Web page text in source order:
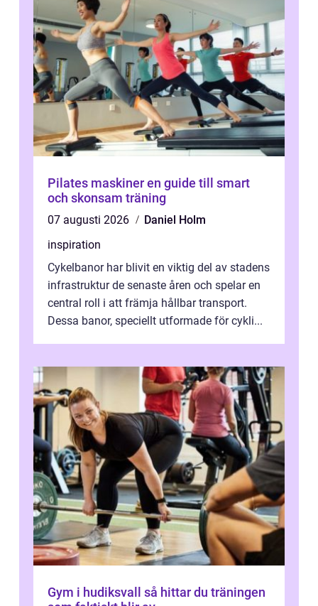
Pilates maskiner en guide till smart
och skonsam träning
07 augusti 2026
Daniel Holm
inspiration
Cykelbanor har blivit en viktig del av stadens
infrastruktur de senaste åren och spelar en
central roll i att främja hållbar transport.
Dessa banor, speciellt utformade för cykli...
Gym i hudiksvall så hittar du träningen